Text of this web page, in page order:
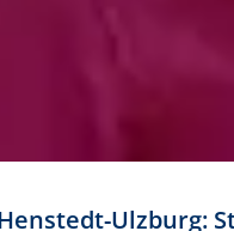
Ulzburg: